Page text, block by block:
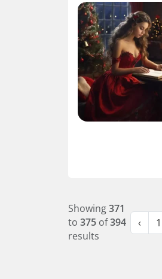
Showing371
to 375 of394
results
‹ 1